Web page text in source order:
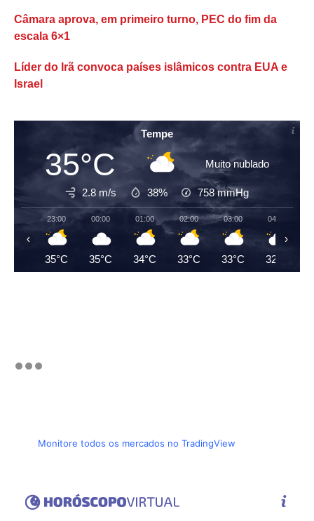
Câmara aprova, em primeiro turno, PEC do fim da
escala 6×1
Líder do Irã convoca países islâmicos contra EUA e
Israel
Tempe
35°C Muito nublado
2.8 m/s 38% 758mmHg
23:00
35°C
00:00
35°C
01:00
34°C
02:00
33°C
03:00
33°C
04:00
32°C
‹ ›
Monitore todos os mercados no TradingView